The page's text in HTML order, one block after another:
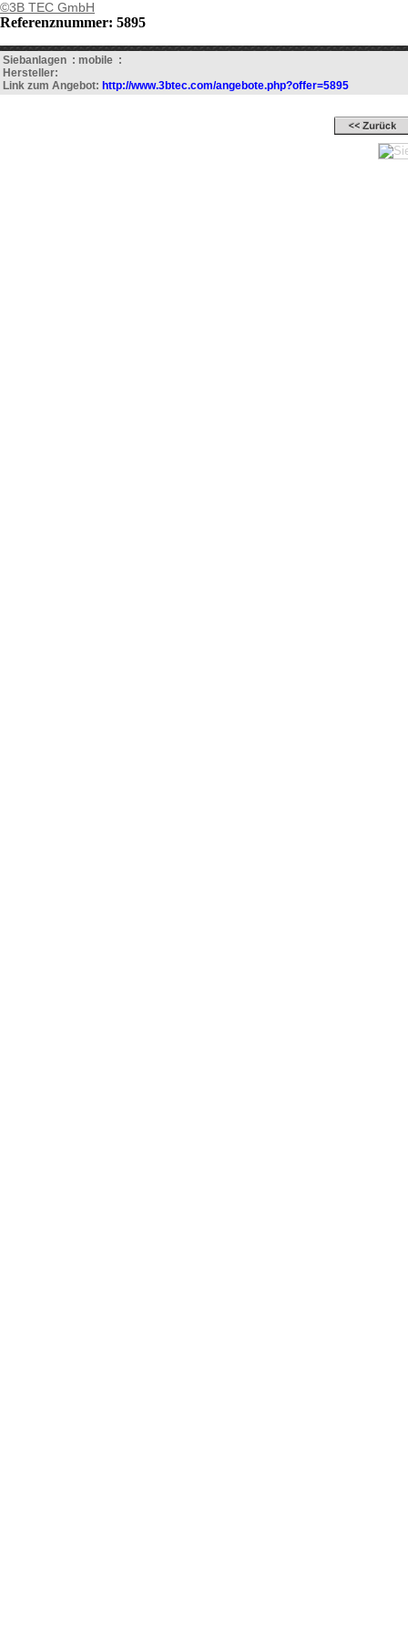
©3B TEC GmbH
Referenznummer: 5895
Siebanlagen : mobile :
Hersteller:
Link zum Angebot: http://www.3btec.com/angebote.php?offer=5895